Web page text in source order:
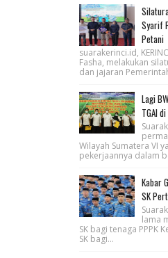
Syarif
Petani
suarakerinci.id,
Fasha, melakukan
dan jajaran
Lagi
TGAI
Wilayah Sumatera VI
pekerjaannya dalam
Kabar
SK
lama
SK bagi tenaga PPPK
SK bagi...